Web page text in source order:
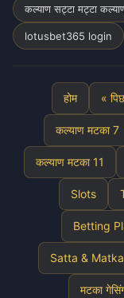
कल्याण सट्टा मट्टा
lotusbet365 login
होम «
कल्याण मटका 7
कल्याण मटका 11
Slots
Betting
Satta & Matka
मटका